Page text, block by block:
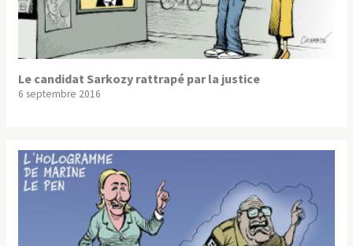
Le candidat Sarkozy rattrapé par la justice
6 septembre 2016